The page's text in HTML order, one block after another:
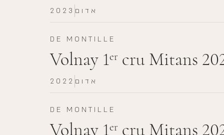
2023 אדום
DE MONTILLE
Volnay 1er cru Mitans
2022 אדום
DE MONTILLE
Volnay 1er cru Mitans